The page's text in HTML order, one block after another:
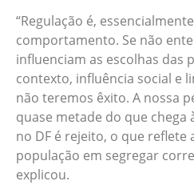
“Regulação é,
comportamento. Se não
influenciam as escolhas das
contexto, influência social e
não teremos êxito. A nossa
quase metade do que chega
no DF é rejeito, o que reflete
população em segregar
explicou.